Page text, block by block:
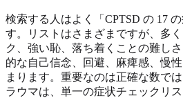
検索する人はよく「CPTSD の 17
す。リストはさまざまですが、多
ク、強い恥、落ち着くことの難し
的な自己信念、回避、麻痺感、慢
まります。重要なのは正確な数で
ラウマは、単一の症状チェックリ